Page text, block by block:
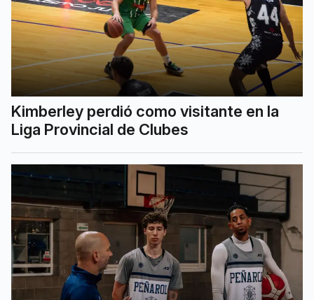
Kimberley perdió como visitante en la
Liga Provincial de Clubes